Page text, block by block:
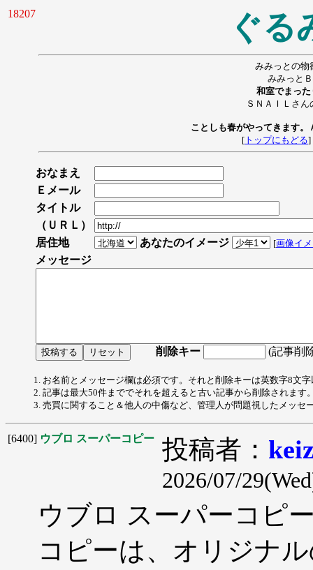
18207 ぐる
みみっとの物
みみっと
和室でまっ
ＳＮＡＩＬさ
ことしも春がやってきます
[ トップにもどる]
おなまえ
Ｅメール
タイトル
（ＵＲＬ）
居住地
あなたのイメージ [画像イ
メッセージ
削除キー (記事削
1. お名前とメッセージ欄は必須です。それと削除キーは英数字8文
2. 記事は最大50件まででそれを超えると古い記事から削除されます
3. 売買に関すること＆他人の中傷など、管理人が問題視したメッセ
[6400] ウブロ スーパーコピー 投稿者：
2026/07/
ウブロ スーパーコピ
コピーは、オリジナ